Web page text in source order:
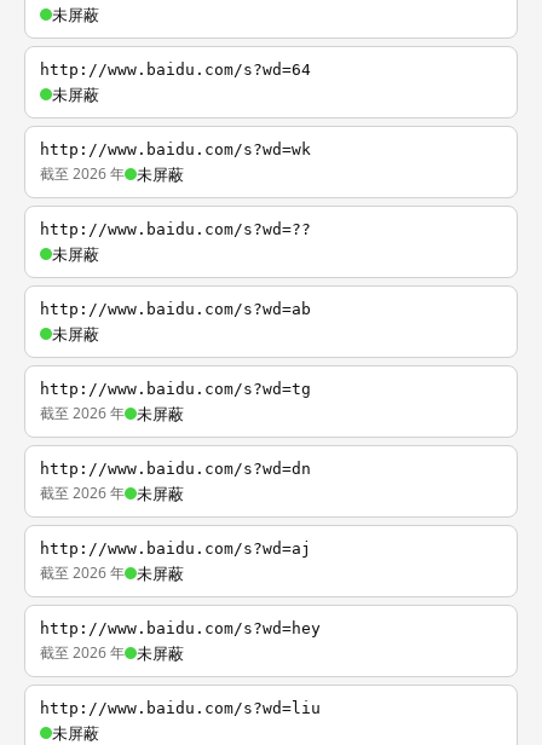
未屏蔽
http://www.baidu.com/s?wd=64
未屏蔽
http://www.baidu.com/s?wd=wk
截至 2026 年 未屏蔽
http://www.baidu.com/s?wd=??
未屏蔽
http://www.baidu.com/s?wd=ab
未屏蔽
http://www.baidu.com/s?wd=tg
截至 2026 年 未屏蔽
http://www.baidu.com/s?wd=dn
截至 2026 年 未屏蔽
http://www.baidu.com/s?wd=aj
截至 2026 年 未屏蔽
http://www.baidu.com/s?wd=hey
截至 2026 年 未屏蔽
http://www.baidu.com/s?wd=liu
未屏蔽